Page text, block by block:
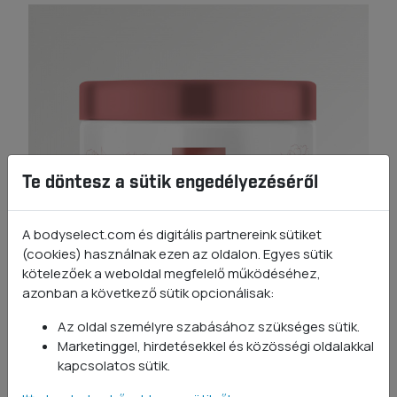
Kollagén 500mg
Te döntesz a sütik engedélyezéséről
A bodyselect.com és digitális partnereink sütiket
(cookies) használnak ezen az oldalon. Egyes sütik
kötelezőek a weboldal megfelelő működéséhez,
azonban a következő sütik opcionálisak:
Az oldal személyre szabásához szükséges sütik.
Marketinggel, hirdetésekkel és közösségi oldalakkal
kapcsolatos sütik.